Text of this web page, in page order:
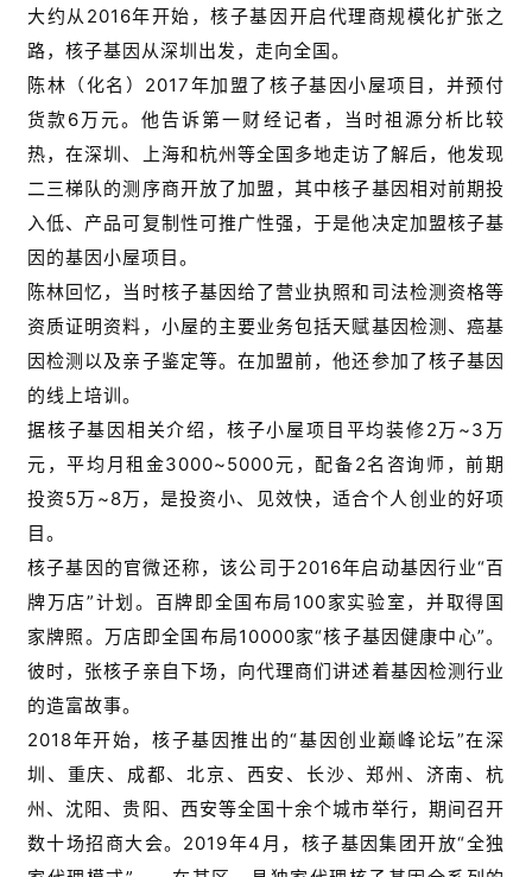
大约从2016年开始，核子基因开启代理商规模化扩张之
路，核子基因从深圳出发，走向全国。
陈林（化名）2017年加盟了核子基因小屋项目，并预付
货款6万元。他告诉第一财经记者，当时祖源分析比较
热，在深圳、上海和杭州等全国多地走访了解后，他发现
二三梯队的测序商开放了加盟，其中核子基因相对前期投
入低、产品可复制性可推广性强，于是他决定加盟核子基
因的基因小屋项目。
陈林回忆，当时核子基因给了营业执照和司法检测资格等
资质证明资料，小屋的主要业务包括天赋基因检测、癌基
因检测以及亲子鉴定等。在加盟前，他还参加了核子基因
的线上培训。
据核子基因相关介绍，核子小屋项目平均装修2万~3万
元，平均月租金3000~5000元，配备2名咨询师，前期
投资5万~8万，是投资小、见效快，适合个人创业的好项
目。
核子基因的官微还称，该公司于2016年启动基因行业“百
牌万店”计划。百牌即全国布局100家实验室，并取得国
家牌照。万店即全国布局10000家“核子基因健康中心”。
彼时，张核子亲自下场，向代理商们讲述着基因检测行业
的造富故事。
2018年开始，核子基因推出的“基因创业巅峰论坛”在深
圳、重庆、成都、北京、西安、长沙、郑州、济南、杭
州、沈阳、贵阳、西安等全国十余个城市举行，期间召开
数十场招商大会。2019年4月，核子基因集团开放“全独